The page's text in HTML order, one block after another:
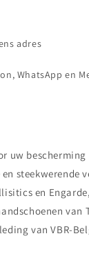
adres
WhatsApp en
uw bescherming
steekwerende
en
van
van VBR-